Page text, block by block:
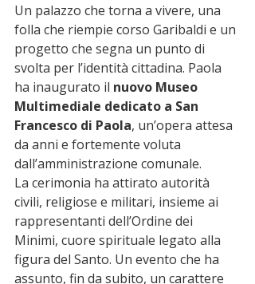
Un palazzo che torna a vivere, una
folla che riempie corso Garibaldi e un
progetto che segna un punto di
svolta per l’identità cittadina. Paola
ha inaugurato il nuovo Museo
Multimediale dedicato a San
Francesco di Paola, un’opera attesa
da anni e fortemente voluta
dall’amministrazione comunale.
La cerimonia ha attirato autorità
civili, religiose e militari, insieme ai
rappresentanti dell’Ordine dei
Minimi, cuore spirituale legato alla
figura del Santo. Un evento che ha
assunto, fin da subito, un carattere